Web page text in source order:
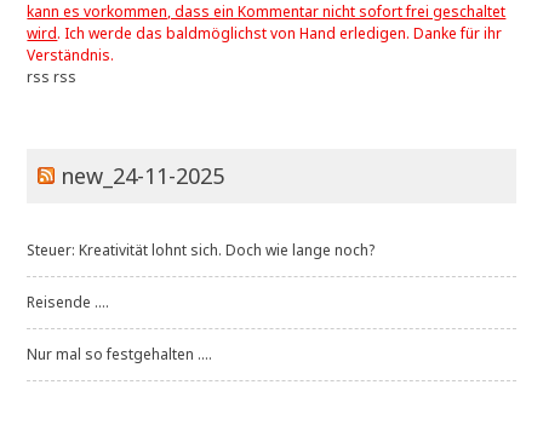
kann es vorkommen, dass ein Kommentar nicht sofort frei geschaltet
wird. Ich werde das baldmöglichst von Hand erledigen. Danke für ihr
Verständnis.
rss rss
new_24-11-2025
Steuer: Kreativität lohnt sich. Doch wie lange noch?
Reisende ....
Nur mal so festgehalten ....